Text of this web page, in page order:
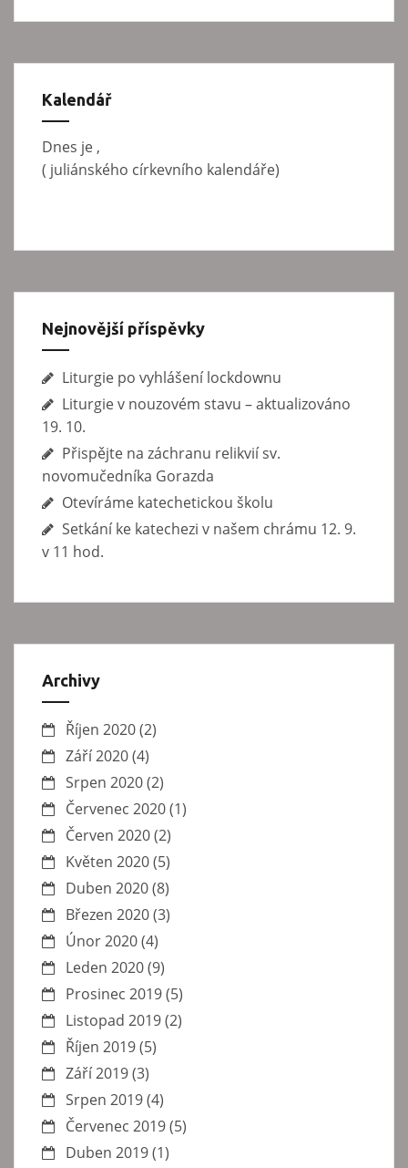
e
ě
l
á
v
á
n
Kalendář
Dnes je ,
( juliánského církevního kalendáře)
Nejnovější příspěvky
Liturgie po vyhlášení lockdownu
Liturgie v nouzovém stavu – aktualizováno
19. 10.
Přispějte na záchranu relikvií sv.
novomučedníka Gorazda
Otevíráme katechetickou školu
Setkání ke katechezi v našem chrámu 12. 9.
v 11 hod.
Archivy
Říjen 2020(2)
Září 2020(4)
Srpen 2020(2)
Červenec 2020(1)
Červen 2020(2)
Květen 2020(5)
Duben 2020(8)
Březen 2020(3)
Únor 2020(4)
Leden 2020(9)
Prosinec 2019(5)
Listopad 2019(2)
Říjen 2019(5)
Září 2019(3)
Srpen 2019(4)
Červenec 2019(5)
Duben 2019(1)